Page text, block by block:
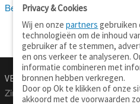
Bekijk 2 definitie(s) van opstappen
VERTALEN.NU
Zinnen vertalen
Privacy & Cookies
Wij en onzepartners gebruiken
technologieën om de inhoud
gebruiker af te stemmen,
en ons verkeer te analyseren.
informatie combineren met
bronnen hebben verkregen.
Door op Ok te klikken of onze
akkoord met de voorwaarden